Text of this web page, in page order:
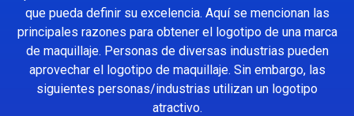
que pueda definir su excelencia. Aquí se mencionan las
principales razones para obtener el logotipo de una marca
de maquillaje. Personas de diversas industrias pueden
aprovechar el logotipo de maquillaje. Sin embargo, las
siguientes personas/industrias utilizan un logotipo
atractivo.